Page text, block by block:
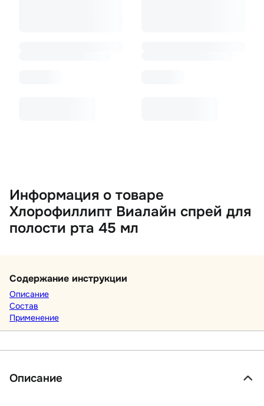
Информация о товаре
Хлорофиллипт Виалайн спрей для
полости рта 45 мл
Содержание инструкции
Описание
Состав
Применение
Описание